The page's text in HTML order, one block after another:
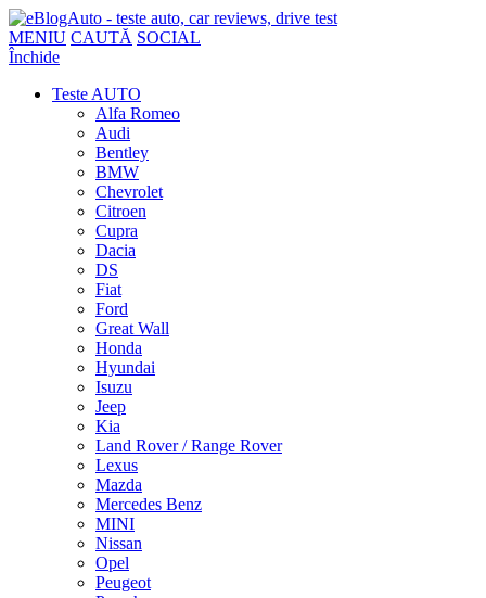
MENIU CAUTĂ SOCIAL
Închide
Teste AUTO
Alfa Romeo
Audi
Bentley
BMW
Chevrolet
Citroen
Cupra
Dacia
DS
Fiat
Ford
Great Wall
Honda
Hyundai
Isuzu
Jeep
Kia
Land Rover / Range Rover
Lexus
Mazda
Mercedes Benz
MINI
Nissan
Opel
Peugeot